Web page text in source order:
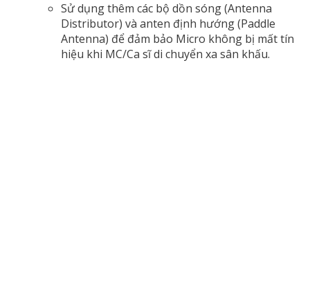
Sử dụng thêm các bộ dồn sóng (Antenna
Distributor) và anten định hướng (Paddle
Antenna) để đảm bảo Micro không bị mất tín
hiệu khi MC/Ca sĩ di chuyển xa sân khấu.